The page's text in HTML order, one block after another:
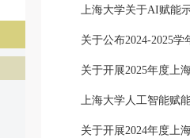
上海大学关于AI赋能
关于公布2024-2025
关于开展2025年度上
上海大学人工智能赋
关于开展2024年度上